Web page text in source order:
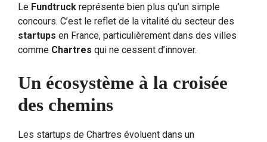
Le Fundtruck représente bien plus qu’un simple
concours. C’est le reflet de la vitalité du secteur des
startups en France, particulièrement dans des villes
comme Chartres qui ne cessent d’innover.
Un écosystème à la croisée
des chemins
Les startups de Chartres évoluent dans un